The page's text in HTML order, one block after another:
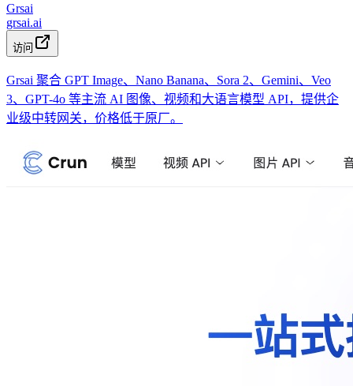
Grsai
grsai.ai
访问
Grsai 聚合 GPT Image、Nano Banana、Sora 2、Gemini、Veo
3、GPT-4o 等主流 AI 图像、视频和大语言模型 API，提供企
业级中转网关，价格低于原厂。